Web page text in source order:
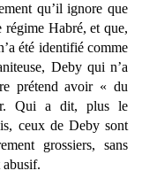
qu’il ignore que
Habré, et que,
été identifié comme
Deby qui n’a
prétend avoir « du
Qui a dit, plus le
ceux de Deby sont
grossiers, sans
abusif.